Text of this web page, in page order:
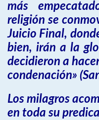
más
religión se
Juicio Final,
bien, irán a la
decidieron a
condenación»
Los milagros
en toda su